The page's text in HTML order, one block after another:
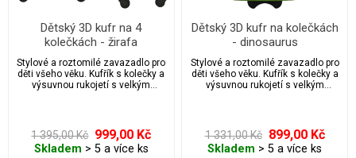
Dětský 3D kufr na 4
kolečkách - žirafa
Stylové a roztomilé zavazadlo pro
děti všeho věku. Kufřík s kolečky a
výsuvnou rukojetí s velkým
1 395,00 Kč 999,00 Kč
Skladem > 5 a více ks
Dětský 3D kufr na kolečkách
- dinosaurus
Stylové a roztomilé zavazadlo pro
děti všeho věku. Kufřík s kolečky a
výsuvnou rukojetí s velkým
1 331,00 Kč 899,00 Kč
Skladem > 5 a více ks